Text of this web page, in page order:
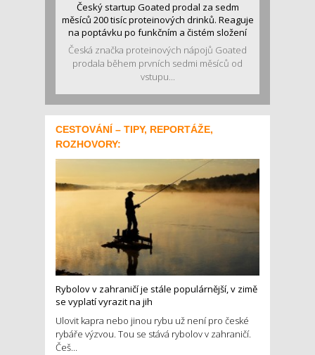
Český startup Goated prodal za sedm
měsíců 200 tisíc proteinových drinků. Reaguje
na poptávku po funkčním a čistém složení
Česká značka proteinových nápojů Goated
prodala během prvních sedmi měsíců od
vstupu...
CESTOVÁNÍ – TIPY, REPORTÁŽE,
ROZHOVORY:
Rybolov v zahraničí je stále populárnější, v zimě
se vyplatí vyrazit na jih
Ulovit kapra nebo jinou rybu už není pro české
rybáře výzvou. Tou se stává rybolov v zahraničí.
Češ...